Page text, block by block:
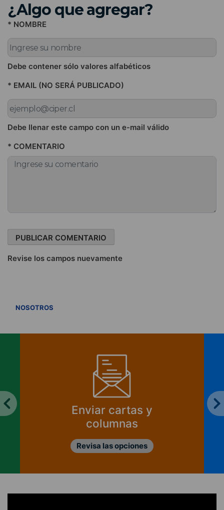
¿Algo que agregar?
* NOMBRE
Debe contener sólo valores alfabéticos
* EMAIL (NO SERÁ PUBLICADO)
Debe llenar este campo con un e-mail válido
* COMENTARIO
Revise los campos nuevamente
NOSOTROS
¿Cómo se financia
CIPER?
Ver informes de ingresos